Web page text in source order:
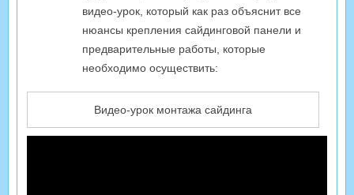
видео-урок, который как раз объяснит все
нюансы крепления сайдинговой панели и
предварительные работы, которые
необходимо осуществить:
Видео-урок монтажа сайдинга